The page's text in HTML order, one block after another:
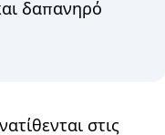
δαπανηρό
στις